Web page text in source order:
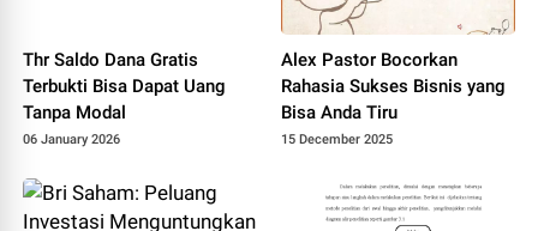
Thr Saldo Dana Gratis
Terbukti Bisa Dapat Uang
Tanpa Modal
06 January 2026
Alex Pastor Bocorkan
Rahasia Sukses Bisnis yang
Bisa Anda Tiru
15 December 2025